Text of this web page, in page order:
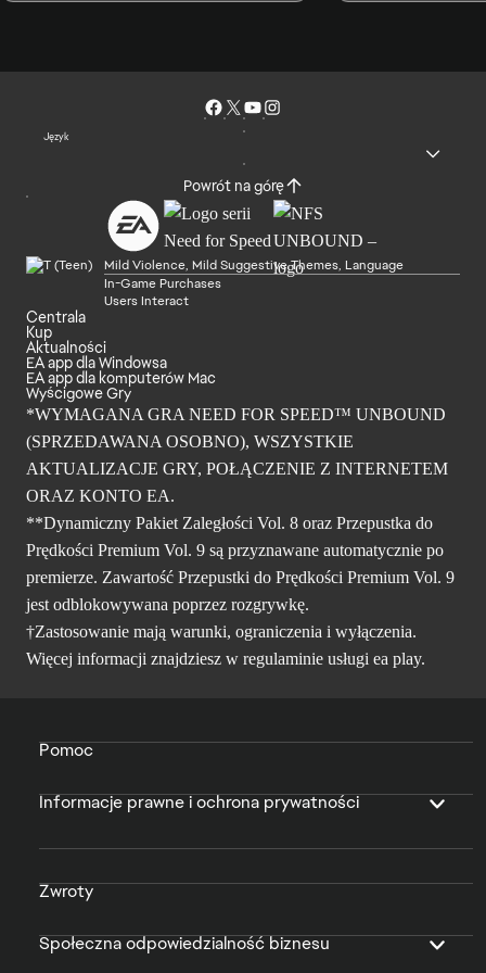
Język
Powrót na górę
Mild Violence, Mild Suggestive Themes, Language
In-Game Purchases
Users Interact
Centrala
Kup
Aktualności
EA app dla Windowsa
EA app dla komputerów Mac
Wyścigowe Gry
*WYMAGANA GRA NEED FOR SPEED™ UNBOUND
(SPRZEDAWANA OSOBNO), WSZYSTKIE
AKTUALIZACJE GRY, POŁĄCZENIE Z INTERNETEM
ORAZ KONTO EA.
**Dynamiczny Pakiet Zaległości Vol. 8 oraz Przepustka do
Prędkości Premium Vol. 9 są przyznawane automatycznie po
premierze. Zawartość Przepustki do Prędkości Premium Vol. 9
jest odblokowywana poprzez rozgrywkę.
†Zastosowanie mają warunki, ograniczenia i wyłączenia.
Więcej informacji znajdziesz w regulaminie usługi ea play.
Pomoc
Informacje prawne i ochrona prywatności
Zwroty
Społeczna odpowiedzialność biznesu